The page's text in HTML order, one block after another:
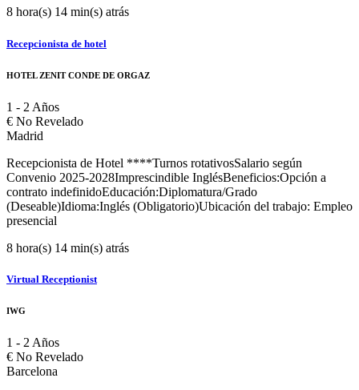
8 hora(s) 14 min(s) atrás
Recepcionista de hotel
HOTEL ZENIT CONDE DE ORGAZ
1 - 2 Años
€ No Revelado
Madrid
Recepcionista de Hotel ****Turnos rotativosSalario según
Convenio 2025-2028Imprescindible InglésBeneficios:Opción a
contrato indefinidoEducación:Diplomatura/Grado
(Deseable)Idioma:Inglés (Obligatorio)Ubicación del trabajo: Empleo
presencial
8 hora(s) 14 min(s) atrás
Virtual Receptionist
IWG
1 - 2 Años
€ No Revelado
Barcelona